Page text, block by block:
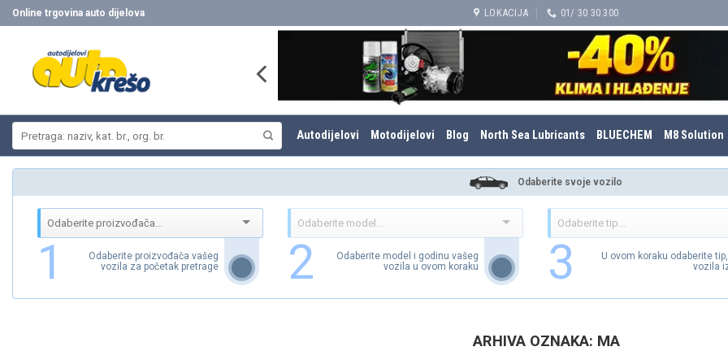
Skip
to
Online trgovina auto dijelova LOKACIJA 01/ 30 30 300
Autodijelovi Motodijelovi Blog North Sea Lubricants BLUECHEM M8 Solution
Odaberite svoje vozilo
1
Odaberite proizvođača vašeg
vozila za početak pretrage
2
Odaberite model i godinu vašeg
vozila u ovom koraku
3
U ovom koraku odaberite
vozila
ARHIVA OZNAKA: MA